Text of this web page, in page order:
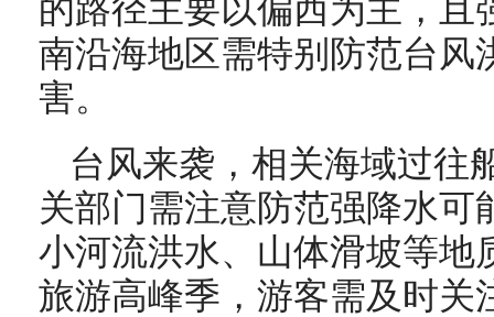
的路径主要以偏西为主，且
南沿海地区需特别防范台风
害。
台风来袭，相关海域过往
关部门需注意防范强降水可
小河流洪水、山体滑坡等地
旅游高峰季，游客需及时关